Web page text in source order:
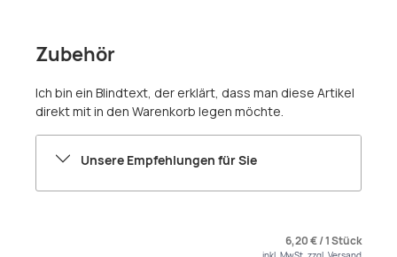
Zubehör
Ich bin ein Blindtext, der erklärt, dass man diese Artikel
direkt mit in den Warenkorb legen möchte.
Unsere Empfehlungen für Sie
6,20 € / 1 Stück